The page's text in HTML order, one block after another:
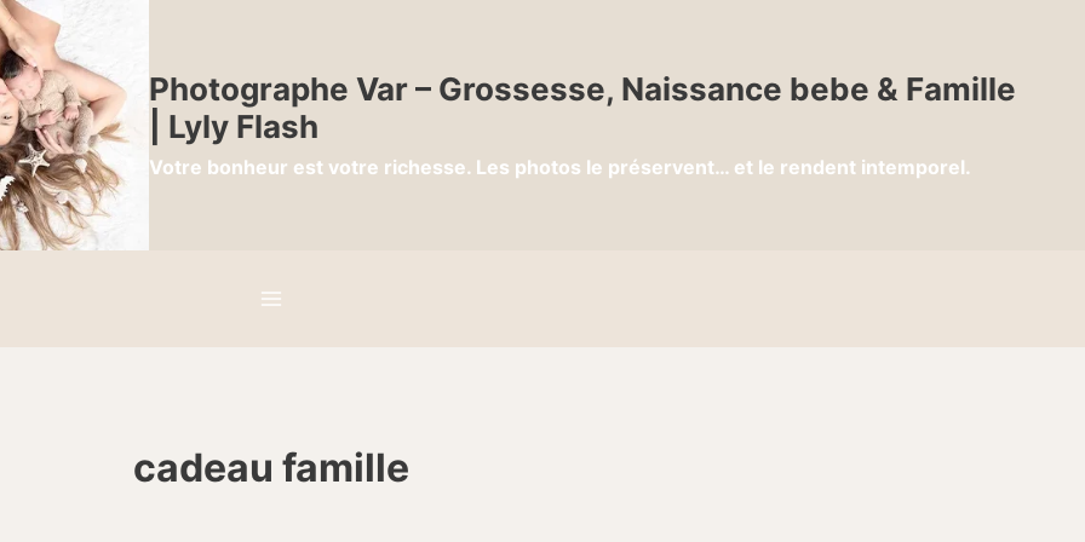
Photographe Var – Grossesse, Naissance bebe & Famille
| Lyly Flash
Votre bonheur est votre richesse. Les photos le préservent… et le rendent intemporel.
cadeau famille